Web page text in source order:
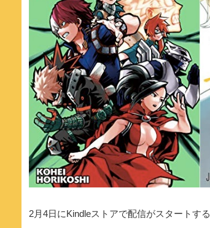
2月4日にKindleストアで配信がスタートする